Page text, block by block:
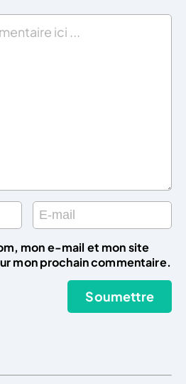
mon e-mail et mon site
mon prochain commentaire.